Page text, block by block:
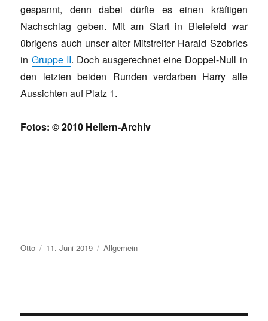
gespannt, denn dabei dürfte es einen kräftigen
Nachschlag geben. Mit am Start in Bielefeld war
übrigens auch unser alter Mitstreiter Harald Szobries
in Gruppe II. Doch ausgerechnet eine Doppel-Null in
den letzten beiden Runden verdarben Harry alle
Aussichten auf Platz 1.
Fotos: © 2010 Hellern-Archiv
Autor
Otto Veröffentlicht
am
11. Juni 2019 Kategorien
Allgemein